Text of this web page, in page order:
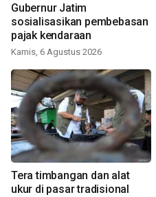
Gubernur Jatim
sosialisasikan pembebasan
pajak kendaraan
Kamis, 6 Agustus 2026
Tera timbangan dan alat
ukur di pasar tradisional